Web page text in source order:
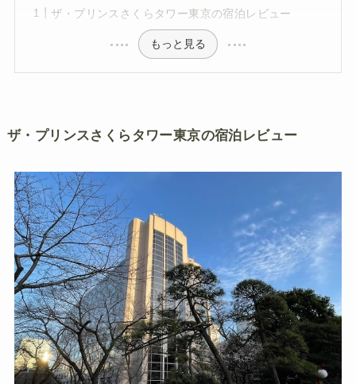
ザ・プリンスさくらタワー東京の宿泊レビュー
もっと見る
ザ・プリンスさくらタワー東京の宿泊レビュー